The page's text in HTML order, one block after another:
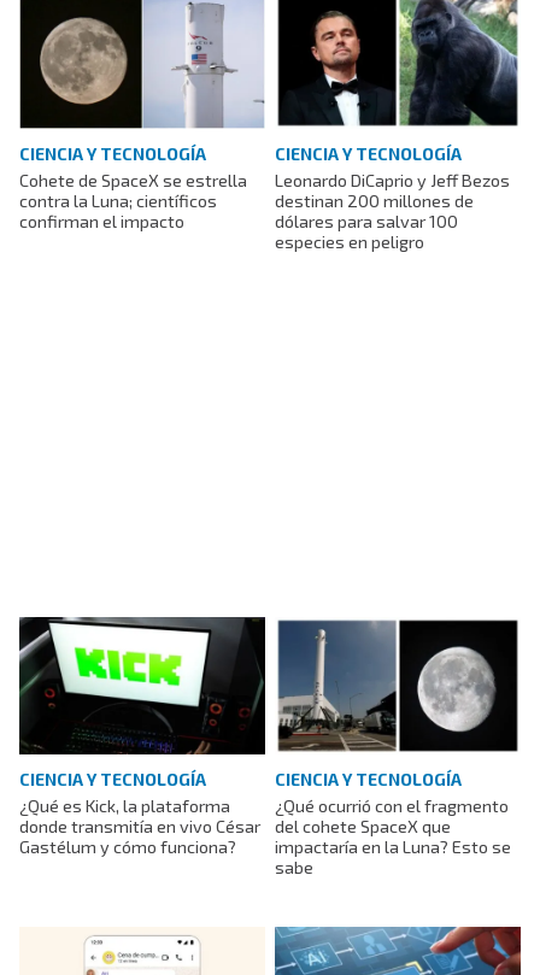
CIENCIA Y TECNOLOGÍA
Cohete de SpaceX se estrella
contra la Luna; científicos
confirman el impacto
CIENCIA Y TECNOLOGÍA
Leonardo DiCaprio y Jeff Bezos
destinan 200 millones de
dólares para salvar 100
especies en peligro
CIENCIA Y TECNOLOGÍA
¿Qué es Kick, la plataforma
donde transmitía en vivo César
Gastélum y cómo funciona?
CIENCIA Y TECNOLOGÍA
¿Qué ocurrió con el fragmento
del cohete SpaceX que
impactaría en la Luna? Esto se
sabe